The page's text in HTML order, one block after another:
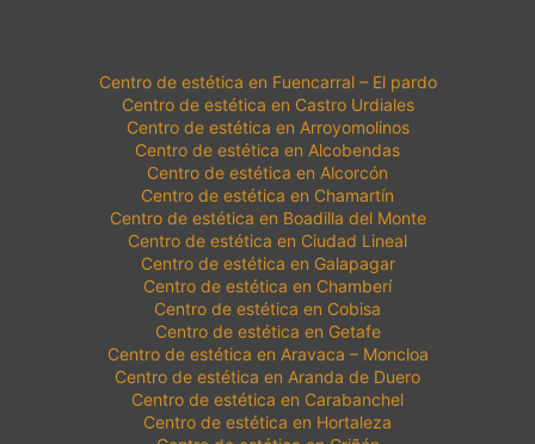
Centro de estética en Fuencarral – El pardo
Centro de estética en Castro Urdiales
Centro de estética en Arroyomolinos
Centro de estética en Alcobendas
Centro de estética en Alcorcón
Centro de estética en Chamartín
Centro de estética en Boadilla del Monte
Centro de estética en Ciudad Lineal
Centro de estética en Galapagar
Centro de estética en Chamberí
Centro de estética en Cobisa
Centro de estética en Getafe
Centro de estética en Aravaca – Moncloa
Centro de estética en Aranda de Duero
Centro de estética en Carabanchel
Centro de estética en Hortaleza